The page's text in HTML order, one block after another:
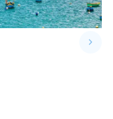
keyboard_arrow_right